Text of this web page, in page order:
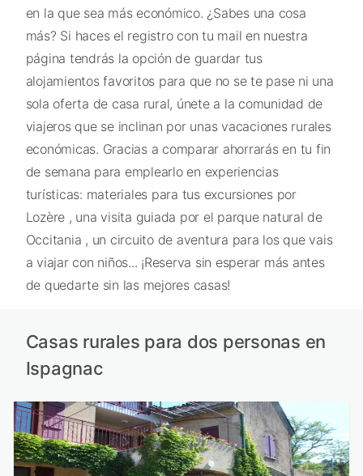
en la que sea más económico. ¿Sabes una cosa
más? Si haces el registro con tu mail en nuestra
página tendrás la opción de guardar tus
alojamientos favoritos para que no se te pase ni una
sola oferta de casa rural, únete a la comunidad de
viajeros que se inclinan por unas vacaciones rurales
económicas. Gracias a comparar ahorrarás en tu fin
de semana para emplearlo en experiencias
turísticas: materiales para tus excursiones por
Lozère , una visita guiada por el parque natural de
Occitania , un circuito de aventura para los que vais
a viajar con niños... ¡Reserva sin esperar más antes
de quedarte sin las mejores casas!
Casas rurales para dos personas en
Ispagnac